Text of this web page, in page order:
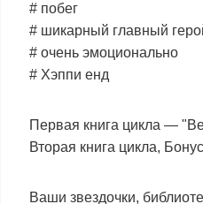
# побег
# шикарный главный
# очень эмоционально
# Хэппи енд
Первая книга цикла —
Вторая книга цикла,
Ваши звездочки,